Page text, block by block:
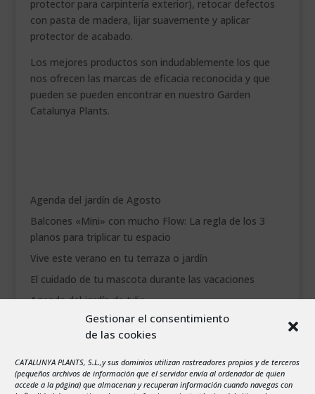
Gestionar el consentimiento
de las cookies
CATALUNYA PLANTS, S.L.,y sus dominios utilizan rastreadores propios y de terceros
(pequeños archivos de información que el servidor envía al ordenador de quien
accede a la página) que almacenan y recuperan información cuando navegas con
protector para carpintería exterior), retocar defectos
con pasta de madera, lijar suavemente y aplicar
protector de acabado.
Los mejores productos son indudablemente los que
nos ofrecen las marcas de eficacia reconocida y que
pueden se pueden encontrar en nuestro Garden
Catalunya Plants.
Agenda del jardín de Agosto
Balcones «Mini» con mucho Flow: La regla de los 3
planos para triplicar tu espacio
Vive este verano en tu terraza o jardín
El cuidado de tu mascota durante las vacaciones
Agenda del jardín de Julio
agosto 2026
1
2
3
4 5 6 7 8 9